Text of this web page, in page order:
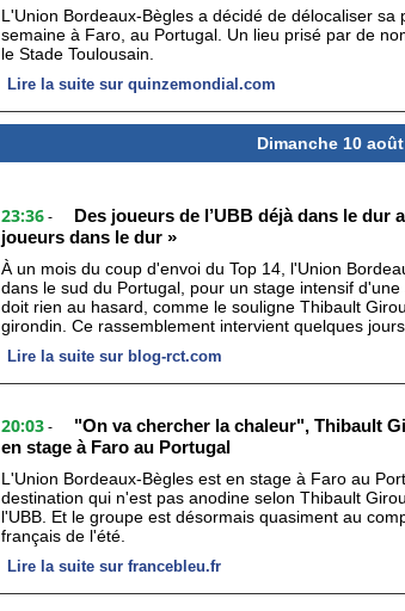
L'Union Bordeaux-Bègles a décidé de délocaliser
semaine à Faro, au Portugal. Un lieu prisé par de
le Stade Toulousain.
Lire la suite sur quinzemondial.com
Dimanche 10
23:36 -
Des joueurs de l’UBB déjà dans le dur
joueurs dans le dur »
À un mois du coup d'envoi du Top 14, l'Union
dans le sud du Portugal, pour un stage intensif
doit rien au hasard, comme le souligne Thibault
girondin. Ce rassemblement intervient quelques jours
Lire la suite sur blog-rct.com
20:03 -
"On va chercher la chaleur", Thibault
en stage à Faro au Portugal
L'Union Bordeaux-Bègles est en stage à Faro au
destination qui n'est pas anodine selon Thibault
l'UBB. Et le groupe est désormais quasiment au
français de l'été.
Lire la suite sur francebleu.fr